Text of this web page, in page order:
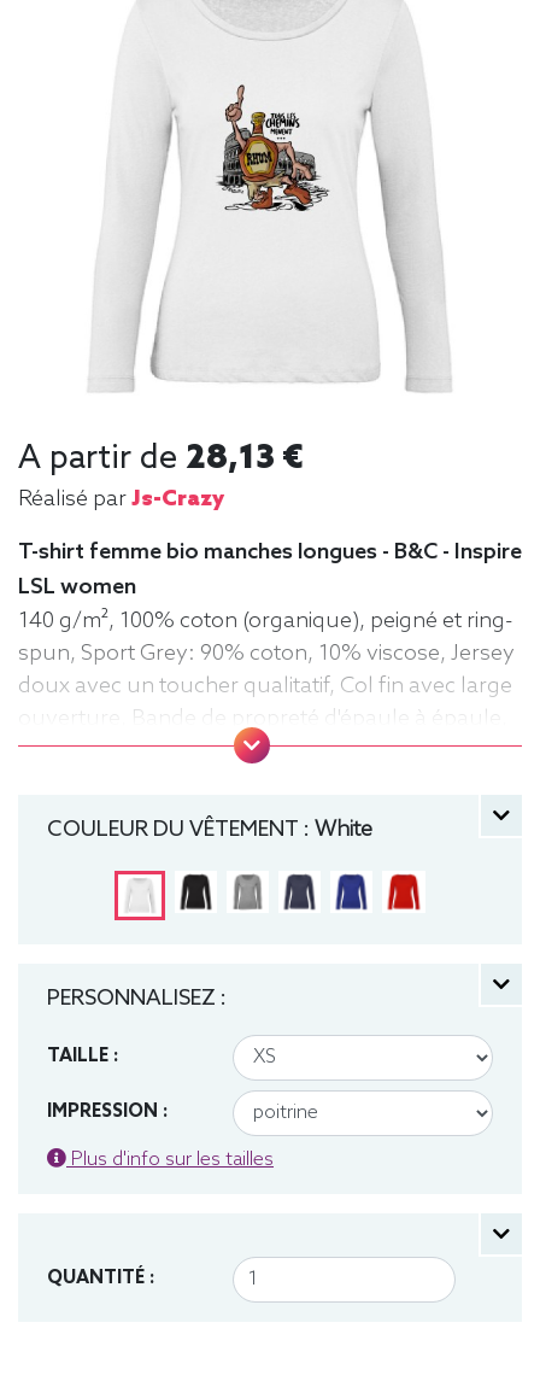
A partir de 28,13 €
Réalisé parJs-Crazy
T-shirt femme bio manches longues - B&C - Inspire
LSL women
140 g/m², 100% coton (organique), peigné et ring-
spun, Sport Grey: 90% coton, 10% viscose, Jersey
doux avec un toucher qualitatif, Col fin avec large
ouverture, Bande de propreté d'épaule à épaule,
Coutures latérales, Lavable jusqu'à 40°C, Moyen
rond, Bio / Organic, B&C
COULEUR DU VÊTEMENT : White
PERSONNALISEZ :
TAILLE :
IMPRESSION :
Plus d'info sur les tailles
QUANTITÉ :